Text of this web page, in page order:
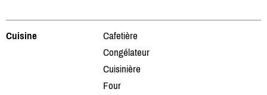
Cuisine
Cafetière
Congélateur
Cuisinière
Four